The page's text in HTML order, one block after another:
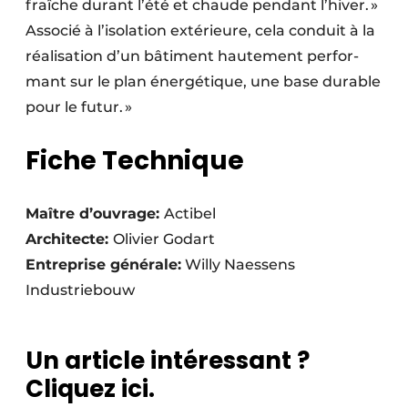
fraîche durant l’été et chaude pendant l’hiver. »
Associé à l’isolation extérieure, cela conduit à la
réalisation d’un bâtiment hautement perfor­
mant sur le plan énergétique, une base durable
pour le futur. »
Fiche Technique
Maître d’ouvrage: Actibel
Architecte: Olivier Godart
Entreprise générale: Willy Naessens
Industriebouw
Un article intéressant ?
Cliquez ici.